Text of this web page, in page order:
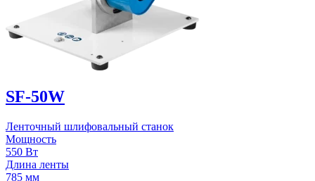
SF-50W
Ленточный шлифовальный станок
Мощность
550 Вт
Длина ленты
785 мм